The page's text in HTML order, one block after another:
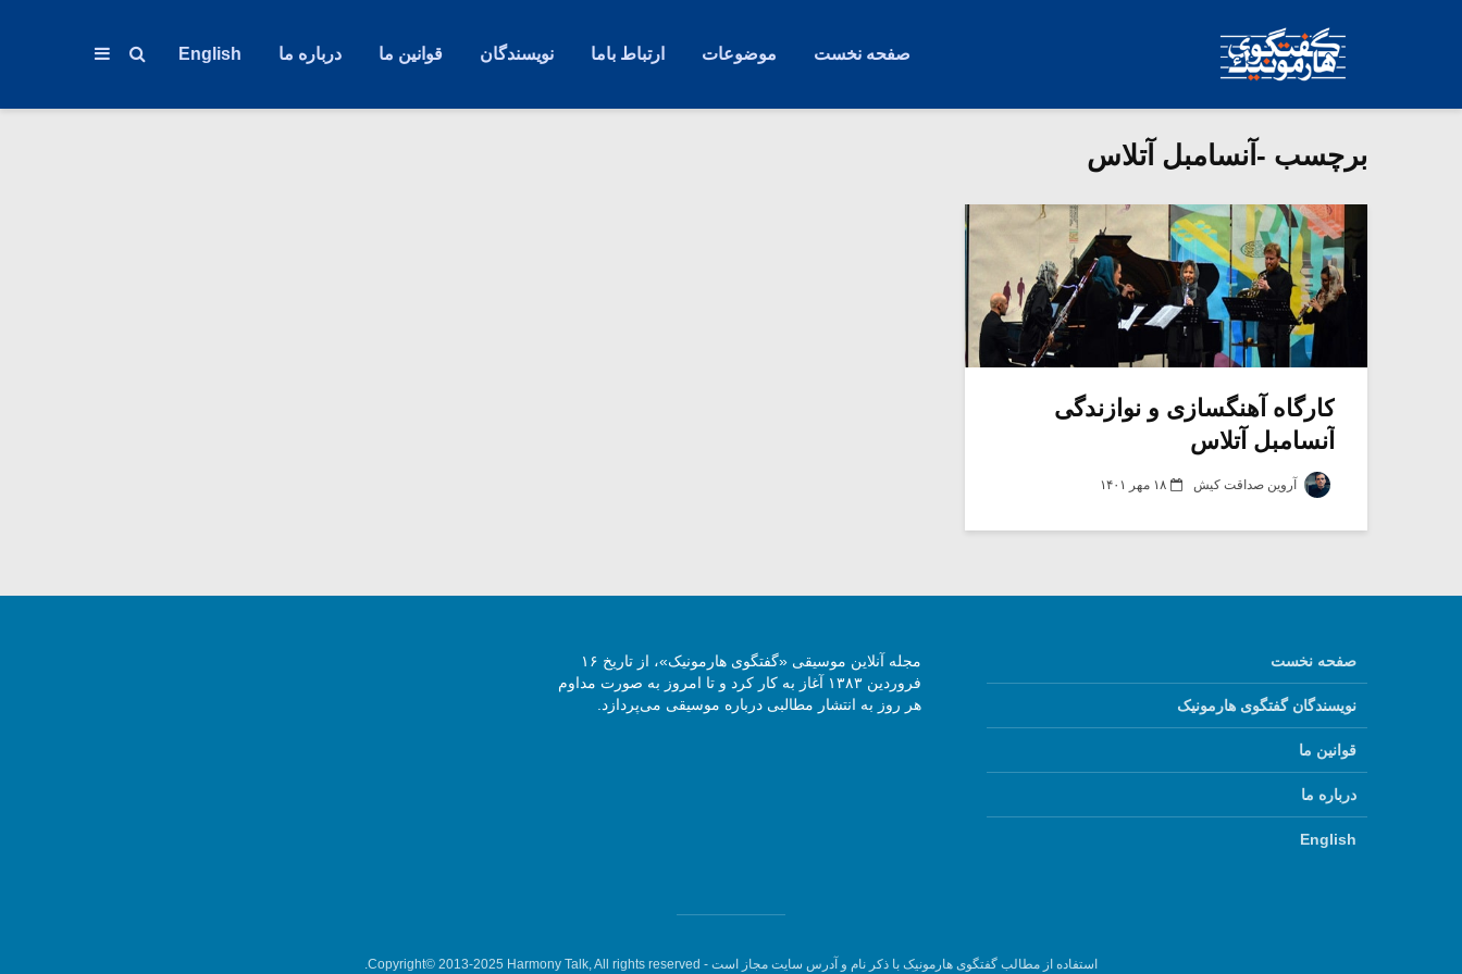
صفحه نخست موضوعات ارتباط باما نویسندگان قوانین ما درباره ما English
برچسب -آنسامبل آتلاس
کارگاه آهنگسازی و نوازندگی
آنسامبل آتلاس
آروین صداقت کیش ۱۸ مهر ۱۴۰۱
صفحه نخست
نویسندگان گفتگوی هارمونیک
قوانین ما
درباره ما
English
مجله آنلاین موسیقی «گفتگوی هارمونیک»، از تاریخ ۱۶
فروردین ۱۳۸۳ آغاز به کار کرد و تا امروز به صورت مداوم
هر روز به انتشار مطالبی درباره موسیقی می‌پردازد.
استفاده از مطالب گفتگوی هارمونیک با ذکر نام و آدرس سایت مجاز است - Copyright© 2013-2025 Harmony Talk, All rights reserved.